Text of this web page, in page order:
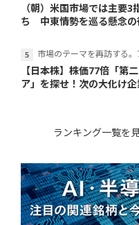
（朝）米国市場では主要3
ち 中東情勢を巡る懸念の
市場のテーマを再訪する。アナリストが
【日本株】株価77倍「第
ア」を探せ！次の大化け
ランキング一覧を